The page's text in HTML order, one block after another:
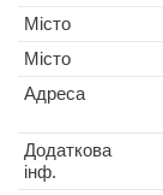
Місто
Місто
Адреса
Додаткова
інф.